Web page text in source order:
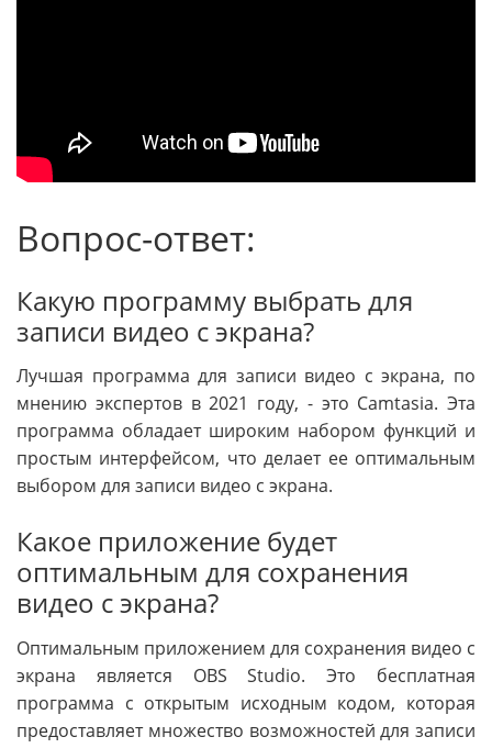
Вопрос-ответ:
Какую программу выбрать для
записи видео с экрана?
Лучшая программа для записи видео с экрана, по
мнению экспертов в 2021 году, - это Camtasia. Эта
программа обладает широким набором функций и
простым интерфейсом, что делает ее оптимальным
выбором для записи видео с экрана.
Какое приложение будет
оптимальным для сохранения
видео с экрана?
Оптимальным приложением для сохранения видео с
экрана является OBS Studio. Это бесплатная
программа с открытым исходным кодом, которая
предоставляет множество возможностей для записи